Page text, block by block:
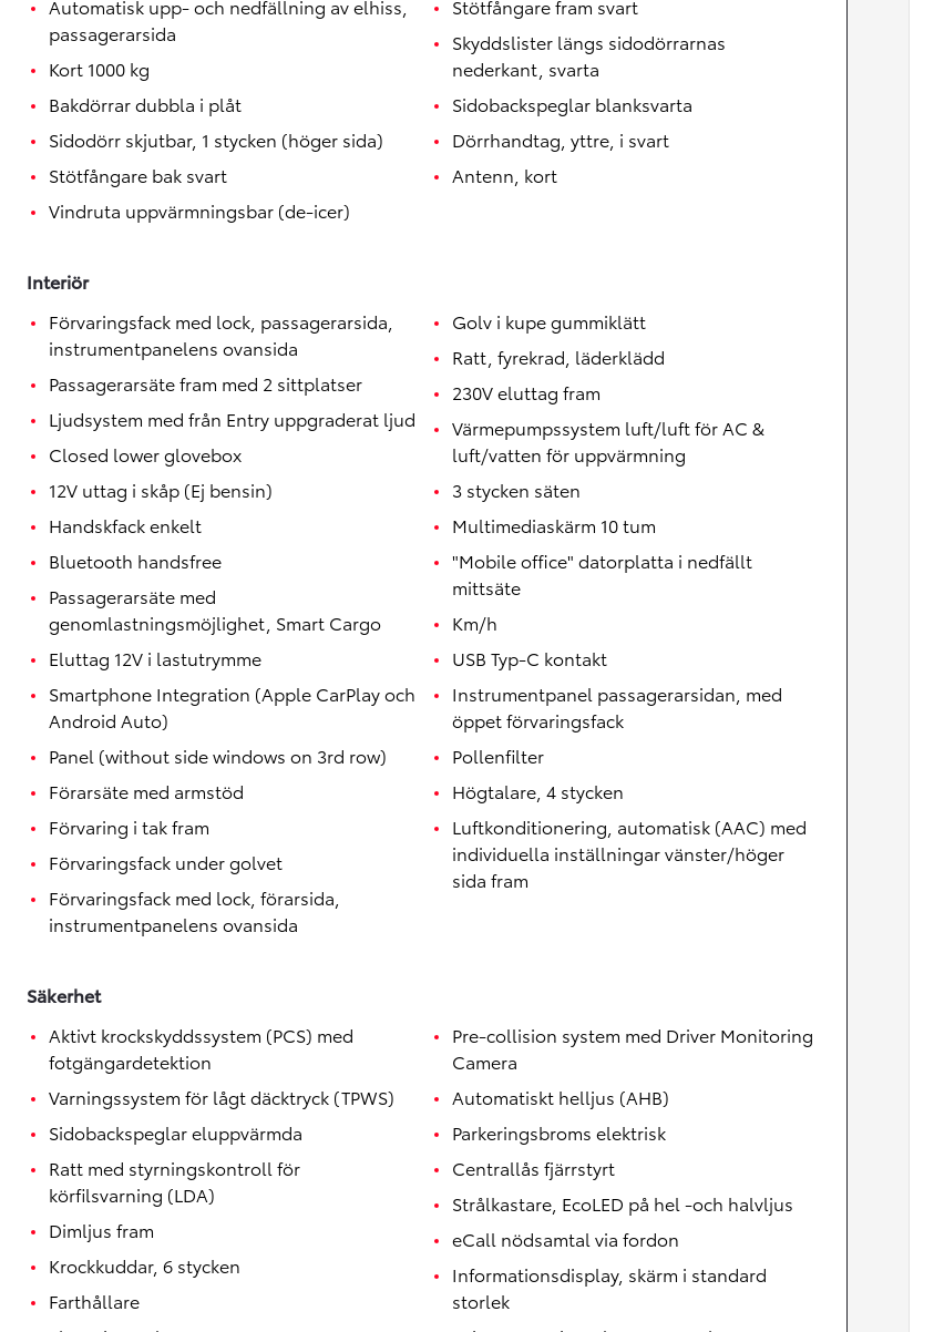
Automatisk upp- och nedfällning av elhiss,
passagerarsida
Kort 1000 kg
Bakdörrar dubbla i plåt
Sidodörr skjutbar, 1 stycken (höger sida)
Stötfångare bak svart
Vindruta uppvärmningsbar (de-icer)
Stötfångare fram svart
Skyddslister längs sidodörrarnas
nederkant, svarta
Sidobackspeglar blanksvarta
Dörrhandtag, yttre, i svart
Antenn, kort
Interiör
Förvaringsfack med lock, passagerarsida,
instrumentpanelens ovansida
Passagerarsäte fram med 2 sittplatser
Ljudsystem med från Entry uppgraderat ljud
Closed lower glovebox
12V uttag i skåp (Ej bensin)
Handskfack enkelt
Bluetooth handsfree
Passagerarsäte med
genomlastningsmöjlighet, Smart Cargo
Eluttag 12V i lastutrymme
Smartphone Integration (Apple CarPlay och
Android Auto)
Panel (without side windows on 3rd row)
Förarsäte med armstöd
Förvaring i tak fram
Förvaringsfack under golvet
Förvaringsfack med lock, förarsida,
instrumentpanelens ovansida
Golv i kupe gummiklätt
Ratt, fyrekrad, läderklädd
230V eluttag fram
Värmepumpssystem luft/luft för AC &
luft/vatten för uppvärmning
3 stycken säten
Multimediaskärm 10 tum
"Mobile office" datorplatta i nedfällt
mittsäte
Km/h
USB Typ-C kontakt
Instrumentpanel passagerarsidan, med
öppet förvaringsfack
Pollenfilter
Högtalare, 4 stycken
Luftkonditionering, automatisk (AAC) med
individuella inställningar vänster/höger
sida fram
Säkerhet
Aktivt krockskyddssystem (PCS) med
fotgängardetektion
Varningssystem för lågt däcktryck (TPWS)
Sidobackspeglar eluppvärmda
Ratt med styrningskontroll för
körfilsvarning (LDA)
Dimljus fram
Krockkuddar, 6 stycken
Farthållare
Pre-collision system med Driver Monitoring
Camera
Automatiskt helljus (AHB)
Parkeringsbroms elektrisk
Centrallås fjärrstyrt
Strålkastare, EcoLED på hel -och halvljus
eCall nödsamtal via fordon
Informationsdisplay, skärm i standard
storlek